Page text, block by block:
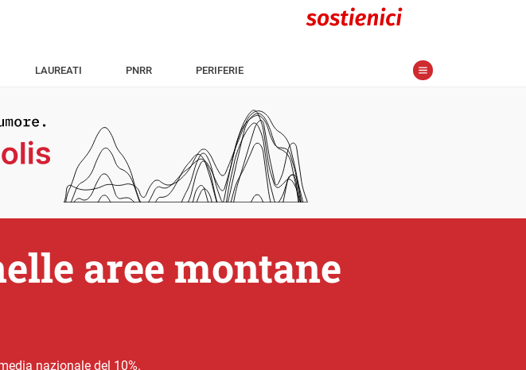
LAUREATI PNRR PERIFERIE
aree montane
nazionale del 10%.